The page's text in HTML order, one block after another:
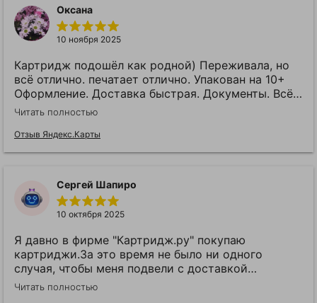
Оксана
10 ноября 2025
Картридж подошёл как родной) Переживала, но
всё отлично. печатает отлично. Упакован на 10+
Оформление. Доставка быстрая. Документы. Всё
отлично. Рекомендую.
Читать полностью
Отзыв Яндекс.Карты
Сергей Шапиро
10 октября 2025
Я давно в фирме "Картридж.ру" покупаю
картриджи.За это время не было ни одного
случая, чтобы меня подвели с доставкой
купленного товара. Спасибо за вашу надёжность
Читать полностью